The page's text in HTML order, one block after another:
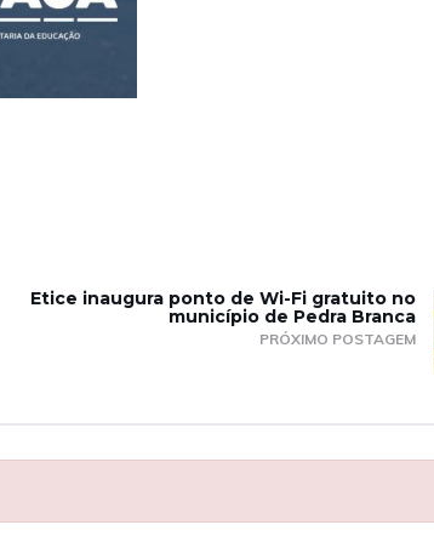
Etice inaugura ponto de Wi-Fi gratuito no
município de Pedra Branca
PRÓXIMO POSTAGEM